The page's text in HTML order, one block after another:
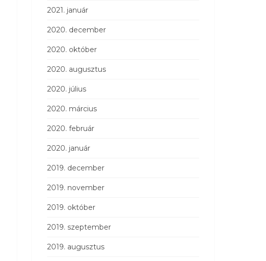
2021. január
2020. december
2020. október
2020. augusztus
2020. július
2020. március
2020. február
2020. január
2019. december
2019. november
2019. október
2019. szeptember
2019. augusztus